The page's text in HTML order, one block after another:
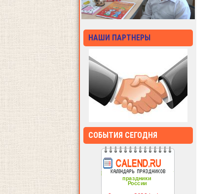
НАШИ ПАРТНЕРЫ
СОБЫТИЯ СЕГОДНЯ